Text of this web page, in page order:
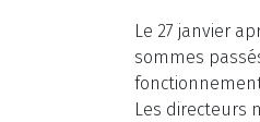
Le 27 janvier
sommes
Les directeurs